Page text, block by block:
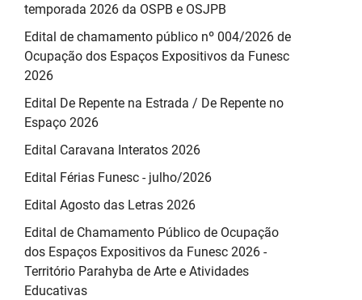
temporada 2026 da OSPB e OSJPB
Edital de chamamento público nº 004/2026 de
Ocupação dos Espaços Expositivos da Funesc
2026
Edital De Repente na Estrada / De Repente no
Espaço 2026
Edital Caravana Interatos 2026
Edital Férias Funesc - julho/2026
Edital Agosto das Letras 2026
Edital de Chamamento Público de Ocupação
dos Espaços Expositivos da Funesc 2026 -
Território Parahyba de Arte e Atividades
Educativas